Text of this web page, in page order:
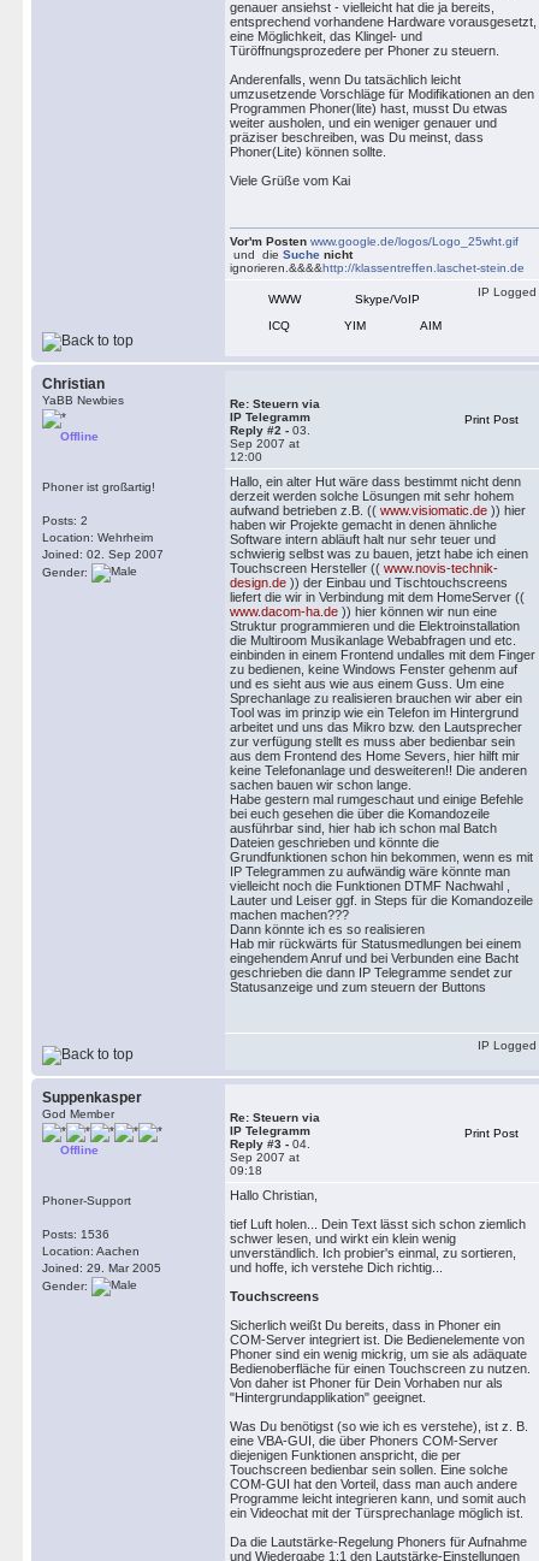
genauer ansiehst - vielleicht hat die ja bereits,
entsprechend vorhandene Hardware vorausgesetzt,
eine Möglichkeit, das Klingel- und
Türöffnungsprozedere per Phoner zu steuern.
Anderenfalls, wenn Du tatsächlich leicht
umzusetzende Vorschläge für Modifikationen an den
Programmen Phoner(lite) hast, musst Du etwas
weiter ausholen, und ein weniger genauer und
präziser beschreiben, was Du meinst, dass
Phoner(Lite) können sollte.
Viele Grüße vom Kai
Vor'm Posten www.google.de/logos/Logo_25wht.gif
und die Suche nicht
ignorieren.&&&&http://klassentreffen.laschet-stein.de
WWW
Skype/VoIP
ICQ
YIM AIM
IP Logged
Christian
YaBB Newbies
Offline
Phoner ist großartig!
Posts: 2
Location: Wehrheim
Joined: 02. Sep 2007
Gender:
Re: Steuern via
IP Telegramm
Reply #2 - 03.
Sep 2007 at
12:00
Print Post
Hallo, ein alter Hut wäre dass bestimmt nicht denn
derzeit werden solche Lösungen mit sehr hohem
aufwand betrieben z.B. (( www.visiomatic.de )) hier
haben wir Projekte gemacht in denen ähnliche
Software intern abläuft halt nur sehr teuer und
schwierig selbst was zu bauen, jetzt habe ich einen
Touchscreen Hersteller (( www.novis-technik-
design.de )) der Einbau und Tischtouchscreens
liefert die wir in Verbindung mit dem HomeServer ((
www.dacom-ha.de )) hier können wir nun eine
Struktur programmieren und die Elektroinstallation
die Multiroom Musikanlage Webabfragen und etc.
einbinden in einem Frontend undalles mit dem Finger
zu bedienen, keine Windows Fenster gehenm auf
und es sieht aus wie aus einem Guss. Um eine
Sprechanlage zu realisieren brauchen wir aber ein
Tool was im prinzip wie ein Telefon im Hintergrund
arbeitet und uns das Mikro bzw. den Lautsprecher
zur verfügung stellt es muss aber bedienbar sein
aus dem Frontend des Home Severs, hier hilft mir
keine Telefonanlage und desweiteren!! Die anderen
sachen bauen wir schon lange.
Habe gestern mal rumgeschaut und einige Befehle
bei euch gesehen die über die Komandozeile
ausführbar sind, hier hab ich schon mal Batch
Dateien geschrieben und könnte die
Grundfunktionen schon hin bekommen, wenn es mit
IP Telegrammen zu aufwändig wäre könnte man
vielleicht noch die Funktionen DTMF Nachwahl ,
Lauter und Leiser ggf. in Steps für die Komandozeile
machen machen???
Dann könnte ich es so realisieren
Hab mir rückwärts für Statusmedlungen bei einem
eingehendem Anruf und bei Verbunden eine Bacht
geschrieben die dann IP Telegramme sendet zur
Statusanzeige und zum steuern der Buttons
IP Logged
Suppenkasper
God Member
Offline
Phoner-Support
Posts: 1536
Location: Aachen
Joined: 29. Mar 2005
Gender:
Re: Steuern via
IP Telegramm
Reply #3 - 04.
Sep 2007 at
09:18
Print Post
Hallo Christian,
tief Luft holen... Dein Text lässt sich schon ziemlich
schwer lesen, und wirkt ein klein wenig
unverständlich. Ich probier's einmal, zu sortieren,
und hoffe, ich verstehe Dich richtig...
Touchscreens
Sicherlich weißt Du bereits, dass in Phoner ein
COM-Server integriert ist. Die Bedienelemente von
Phoner sind ein wenig mickrig, um sie als adäquate
Bedienoberfläche für einen Touchscreen zu nutzen.
Von daher ist Phoner für Dein Vorhaben nur als
"Hintergrundapplikation" geeignet.
Was Du benötigst (so wie ich es verstehe), ist z. B.
eine VBA-GUI, die über Phoners COM-Server
diejenigen Funktionen anspricht, die per
Touchscreen bedienbar sein sollen. Eine solche
COM-GUI hat den Vorteil, dass man auch andere
Programme leicht integrieren kann, und somit auch
ein Videochat mit der Türsprechanlage möglich ist.
Da die Lautstärke-Regelung Phoners für Aufnahme
und Wiedergabe 1:1 den Lautstärke-Einstellungen